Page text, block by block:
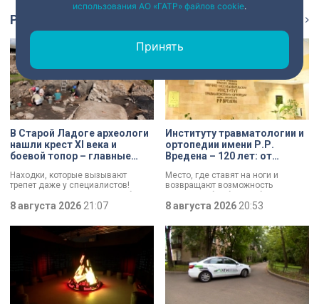
Репортаж
В Старой Ладоге археологи
нашли крест XI века и
боевой топор – главные
Находки, которые вызывают
трепет даже у специалистов!
Нательный крест возрастом более
тысячи лет и боевой топор – вот
главные трофеи археологической
экспедиции в Старой Ладоге в
8 августа 2026 21:07
Институту травматологии и
ортопедии имени Р.Р.
Вредена – 120 лет: от
до передового
медицинского центра
Место, где ставят на ноги и
возвращают возможность
двигаться без боли. Юбилей
отмечает Институт травматологии
и ортопедии имени Р.Р. Вредена.
8 августа 2026 20:53
использования АО «ГАТР» файлов cookie.
Принять